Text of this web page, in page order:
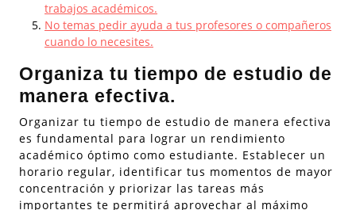
trabajos académicos.
No temas pedir ayuda a tus profesores o compañeros
cuando lo necesites.
Organiza tu tiempo de estudio de
manera efectiva.
Organizar tu tiempo de estudio de manera efectiva
es fundamental para lograr un rendimiento
académico óptimo como estudiante. Establecer un
horario regular, identificar tus momentos de mayor
concentración y priorizar las tareas más
importantes te permitirá aprovechar al máximo